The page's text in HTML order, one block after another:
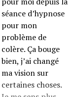
séance d’hypnose
pour mon
problème de
colère. Ça bouge
bien, j’ai changé
ma vision sur
certaines choses.